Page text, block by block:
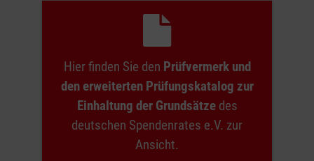
Hier finden Sie den Prüfvermerk und
den erweiterten Prüfungskatalog zur
Einhaltung der Grundsätze des
deutschen Spendenrates e.V. zur
Ansicht.